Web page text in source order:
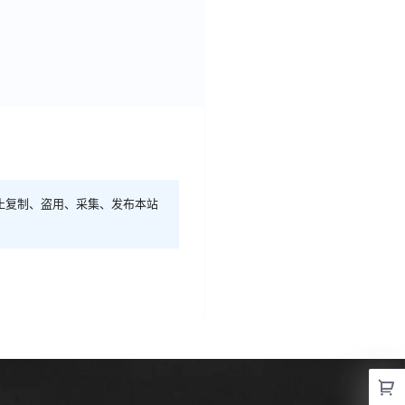
制、盗用、采集、发布本站